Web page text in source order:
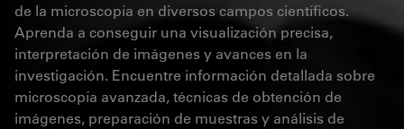
de la microscopía en diversos campos científicos.
Aprenda a conseguir una visualización precisa,
interpretación de imágenes y avances en la
investigación. Encuentre información detallada sobre
microscopía avanzada, técnicas de obtención de
imágenes, preparación de muestras y análisis de